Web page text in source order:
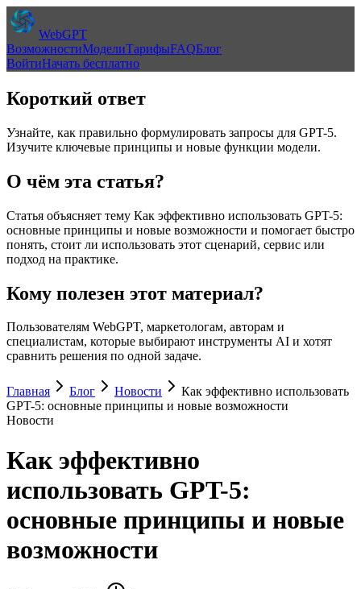
WebGPT
ВозможностиМоделиТарифыFAQБлог
ВойтиНачать бесплатно
Короткий ответ
Узнайте, как правильно формулировать запросы для GPT-5.
Изучите ключевые принципы и новые функции модели.
О чём эта статья?
Статья объясняет тему Как эффективно использовать GPT-5:
основные принципы и новые возможности и помогает быстро
понять, стоит ли использовать этот сценарий, сервис или
подход на практике.
Кому полезен этот материал?
Пользователям WebGPT, маркетологам, авторам и
специалистам, которые выбирают инструменты AI и хотят
сравнить решения по одной задаче.
Главная Блог Новости
Как эффективно использовать
GPT-5: основные принципы и новые возможности
Новости
Как эффективно
использовать GPT-5:
основные принципы и новые
возможности